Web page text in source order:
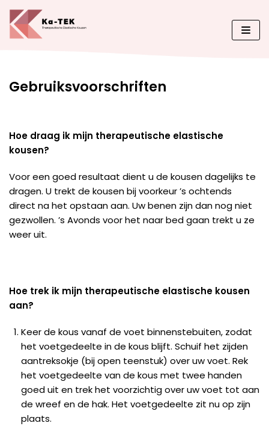
Meteen
Gebruiksvoorschriften
Hoe draag ik mijn therapeutische elastische
kousen?
Voor een goed resultaat dient u de kousen dagelijks te
dragen. U trekt de kousen bij voorkeur ’s ochtends
direct na het opstaan aan. Uw benen zijn dan nog niet
gezwollen. ’s Avonds voor het naar bed gaan trekt u ze
weer uit.
Hoe trek ik mijn therapeutische elastische kousen
aan?
Keer de kous vanaf de voet binnenstebuiten, zodat
het voetgedeelte in de kous blijft. Schuif het zijden
aantreksokje (bij open teenstuk) over uw voet. Rek
het voetgedeelte van de kous met twee handen
goed uit en trek het voorzichtig over uw voet tot aan
de wreef en de hak. Het voetgedeelte zit nu op zijn
plaats.